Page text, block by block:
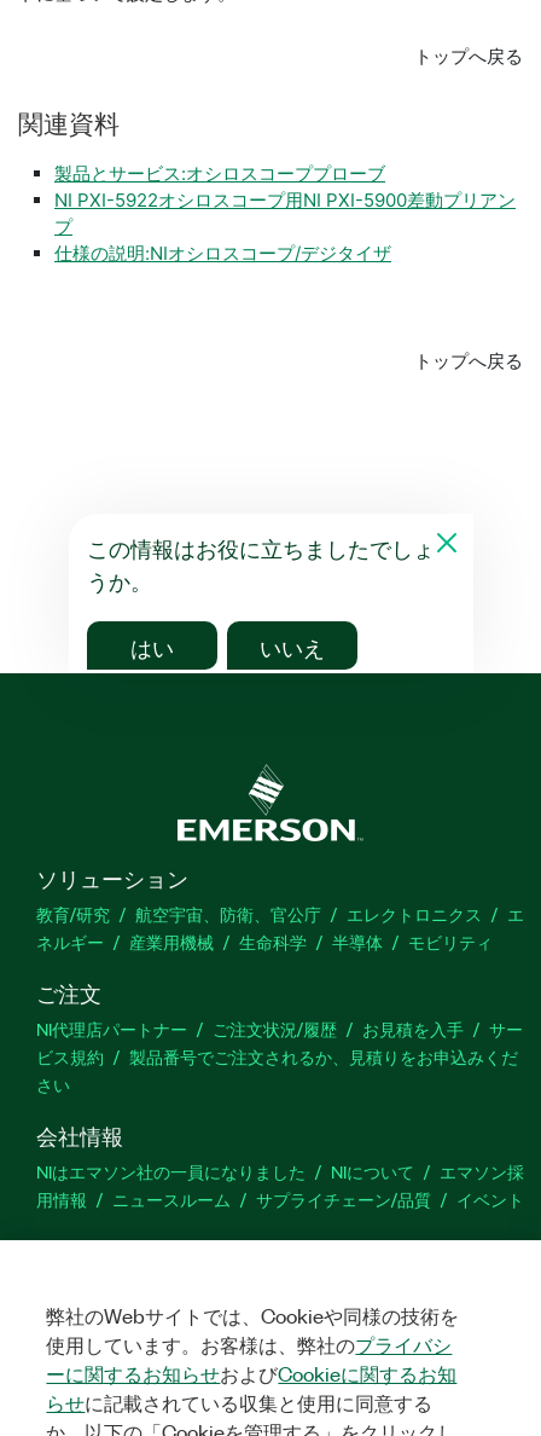
トップへ戻る
関連資料
製品とサービス:オシロスコーププローブ
NI PXI-5922オシロスコープ用NI PXI-5900差動プリアン
プ
仕様の説明:NIオシロスコープ/デジタイザ
トップへ戻る
この情報はお役に立ちましたでしょ
うか。
はい いいえ
ソリューション
教育/研究 航空宇宙、防衛、官公庁 エレクトロニクス
エ
ネルギー
産業用機械 生命科学 半導体 モビリティ
ご注文
NI代理店パートナー ご注文状況/履歴 お見積を入手
サー
ビス規約
製品番号でご注文されるか、見積りをお申込みくだ
さい
会社情報
NIはエマソン社の一員になりました NIについて
エマソン採
用情報
ニュースルーム サプライチェーン/品質 イベント
サポート
ム
製品のアクティブ化 サポートリクエスト
サイトに関
するご意見
Twitter
弊社のWebサイトでは、Cookieや同様の技術を
使用しています。お客様は、弊社のプライバシ
ーに関するお知らせおよびCookieに関するお知
らせに記載されている収集と使用に同意する